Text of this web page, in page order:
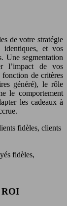
de votre stratégie
et vos
Une segmentation
l’impact de vos
fonction de critères
généré), le rôle
le comportement
les cadeaux à
fidèles, clients
fidèles,
ROI